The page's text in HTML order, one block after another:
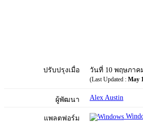
ปรับปรุงเมื่อ วันที่ 10 พฤษภาค
(Last Updated : May
ผู้พัฒนา Alex Austin
แพลตฟอร์ม